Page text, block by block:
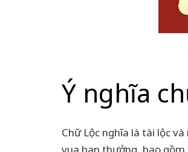
Ý nghĩa
Chữ Lộc nghĩa là tài lộc
vua ban thưởng, bao gồm